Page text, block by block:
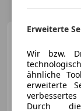
Erweiterte
Wir bzw.
ähnliche
erweiterte
Durch